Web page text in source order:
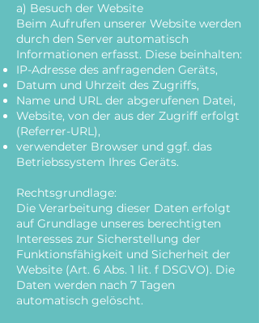
a) Besuch der Website
Beim Aufrufen unserer Website werden
durch den Server automatisch
Informationen erfasst. Diese beinhalten:
IP-Adresse des anfragenden Geräts,
Datum und Uhrzeit des Zugriffs,
Name und URL der abgerufenen Datei,
Website, von der aus der Zugriff erfolgt
(Referrer-URL),
verwendeter Browser und ggf. das
Betriebssystem Ihres Geräts.
Rechtsgrundlage:
Die Verarbeitung dieser Daten erfolgt
auf Grundlage unseres berechtigten
Interesses zur Sicherstellung der
Funktionsfähigkeit und Sicherheit der
Website (Art. 6 Abs. 1 lit. f DSGVO). Die
Daten werden nach 7 Tagen
automatisch gelöscht.